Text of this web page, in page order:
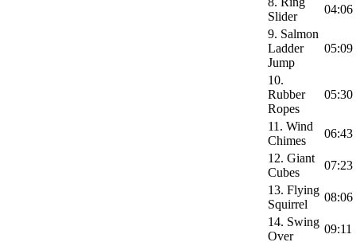
Slider
04:06
9. Salmon
Ladder
Jump
05:09
10.
Rubber
Ropes
05:30
11. Wind
Chimes
06:43
12. Giant
Cubes
07:23
13. Flying
Squirrel
08:06
14. Swing
Over
09:11